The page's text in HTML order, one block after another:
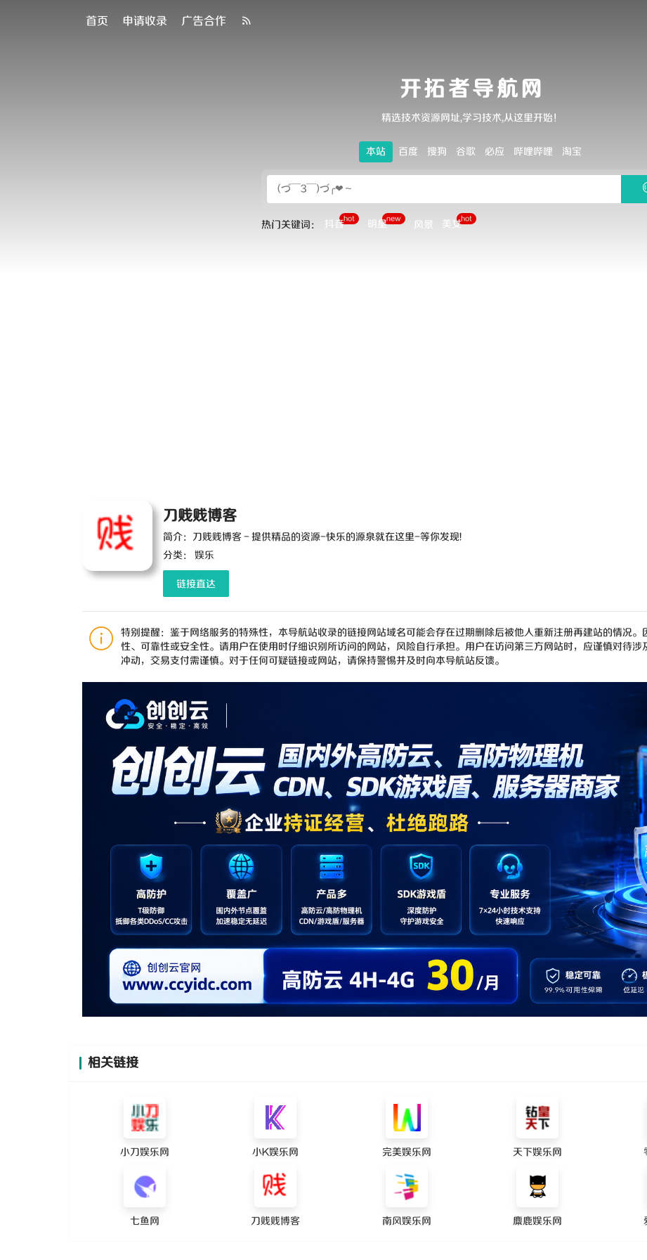
首页 申请收录 广告合作
开拓者导航网
精选技术资源网址,学习技术,从这里开始！
本站 百度 搜狗 谷歌 必应 哔哩哔哩 淘宝
热门关键词： 抖音hot 明星new
风景 美女hot
刀贱贱博客
简介：刀贱贱博客 - 提供精品的资源-快乐的源泉就在这里-等你发现!
分类： 娱乐
链接直达
特别提醒：鉴于网络服务的特殊性，本导航站收录的链接网站域名可能会存在过期删除后被他人重新注册再建站的情况
性、可靠性或安全性。请用户在使用时仔细识别所访问的网站，风险自行承担。用户在访问第三方网站时，应谨慎对待
冲动，交易支付需谨慎。对于任何可疑链接或网站，请保持警惕并及时向本导航站反馈。
相关链接
小刀娱乐网 小K娱乐网 完美娱乐网 天下娱乐网
七鱼网 刀贱贱博客 南风娱乐网 麋鹿娱乐网